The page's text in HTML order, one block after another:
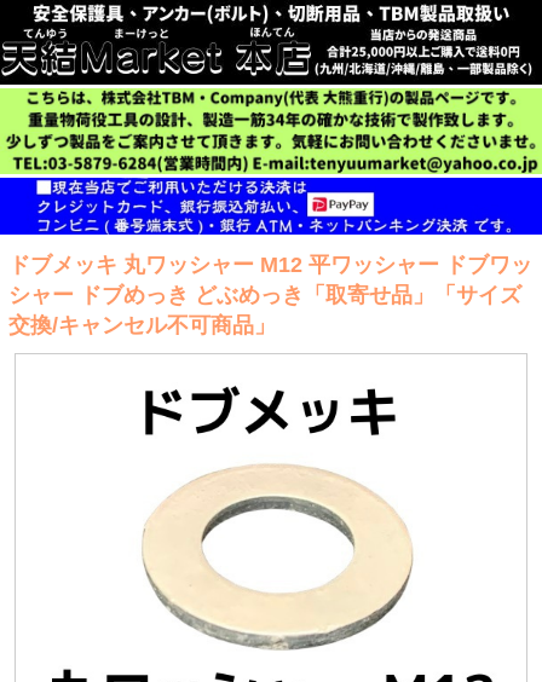
ドブメッキ 丸ワッシャー M12 平ワッシャー ドブワッ
シャー ドブめっき どぶめっき「取寄せ品」「サイズ
交換/キャンセル不可商品」